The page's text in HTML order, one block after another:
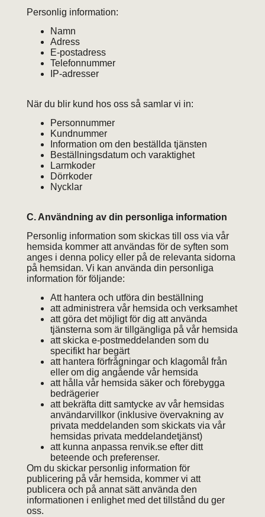
Personlig information:
Namn
Adress
E-postadress
Telefonnummer
IP-adresser
När du blir kund hos oss så samlar vi in:
Personnummer
Kundnummer
Information om den beställda tjänsten
Beställningsdatum och varaktighet
Larmkoder
Dörrkoder
Nycklar
C. Användning av din personliga information
Personlig information som skickas till oss via vår
hemsida kommer att användas för de syften som
anges i denna policy eller på de relevanta sidorna
på hemsidan. Vi kan använda din personliga
information för följande:
Att hantera och utföra din beställning
att administrera vår hemsida och verksamhet
att göra det möjligt för dig att använda
tjänsterna som är tillgängliga på vår hemsida
att skicka e-postmeddelanden som du
specifikt har begärt
att hantera förfrågningar och klagomål från
eller om dig angående vår hemsida
att hålla vår hemsida säker och förebygga
bedrägerier
att bekräfta ditt samtycke av vår hemsidas
användarvillkor (inklusive övervakning av
privata meddelanden som skickats via vår
hemsidas privata meddelandetjänst)
att kunna anpassa renvik.se efter ditt
beteende och preferenser.
Om du skickar personlig information för
publicering på vår hemsida, kommer vi att
publicera och på annat sätt använda den
informationen i enlighet med det tillstånd du ger
oss.